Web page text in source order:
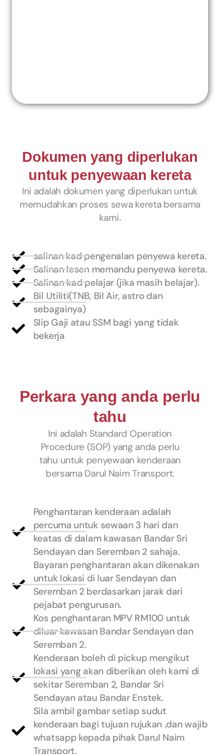
Dokumen yang diperlukan
untuk penyewaan kereta
Ini adalah dokumen yang diperlukan untuk
memudahkan proses sewa kereta bersama
kami.
salinan kad pengenalan penyewa kereta.
Salinan lesen memandu penyewa kereta.
Salinan kad pelajar (jika masih belajar).
Bil Utiliti(TNB, Bil Air, astro dan
sebagainya)
Slip Gaji atau SSM bagi yang tidak
bekerja
Perkara yang anda perlu
tahu
Ini adalah Standard Operation
Procedure (SOP) yang anda perlu
tahu untuk penyewaan kenderaan
bersama Darul Naim Transport.
Penghantaran kenderaan adalah
percuma untuk sewaan 3 hari dan
keatas di dalam kawasan Bandar Sri
Sendayan dan Seremban 2 sahaja.
Bayaran penghantaran akan dikenakan
untuk lokasi di luar Sendayan dan
Seremban 2 berdasarkan jarak dari
pejabat pengurusan.
Kos penghantaran MPV RM100 untuk
diluar kawasan Bandar Sendayan dan
Seremban 2.
Kenderaan boleh di pickup mengikut
lokasi yang akan diberikan oleh kami di
sekitar Seremban 2, Bandar Sri
Sendayan atau Bandar Enstek.
Sila ambil gambar setiap sudut
kenderaan bagi tujuan rujukan .dan wajib
whatsapp kepada pihak Darul Naim
Transport.